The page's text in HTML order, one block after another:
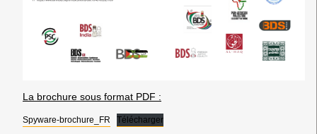
La brochure sous format PDF :
Spyware-brochure_FR Télécharger